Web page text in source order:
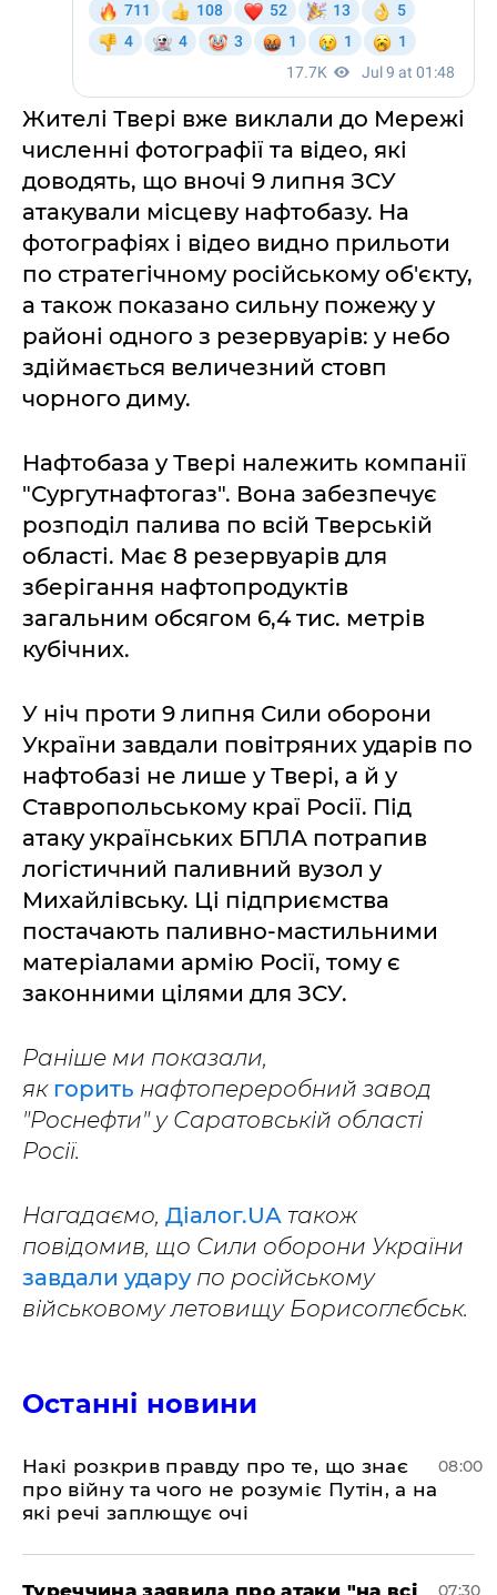
Жителі Твері вже виклали до Мережі
численні фотографії та відео, які
доводять, що вночі 9 липня ЗСУ
атакували місцеву нафтобазу. На
фотографіях і відео видно прильоти
по стратегічному російському об'єкту,
а також показано сильну пожежу у
районі одного з резервуарів: у небо
здіймається величезний стовп
чорного диму.
Нафтобаза у Твері належить компанії
"Сургутнафтогаз". Вона забезпечує
розподіл палива по всій Тверській
області. Має 8 резервуарів для
зберігання нафтопродуктів
загальним обсягом 6,4 тис. метрів
кубічних.
У ніч проти 9 липня Сили оборони
України завдали повітряних ударів по
нафтобазі не лише у Твері, а й у
Ставропольському краї Росії. Під
атаку українських БПЛА потрапив
логістичний паливний вузол у
Михайлівську. Ці підприємства
постачають паливно-мастильними
матеріалами армію Росії, тому є
законними цілями для ЗСУ.
Раніше ми показали,
як горить нафтопереробний завод
"Роснефти" у Саратовській області
Росії.
Нагадаємо, Діалог.UA також
повідомив, що Сили оборони України
завдали ударупо російському
військовому летовищу Борисоглєбськ.
Останні новини
Накі розкрив правду про те, що знає
про війну та чого не розуміє Путін, а на
які речі заплющує очі
08:00